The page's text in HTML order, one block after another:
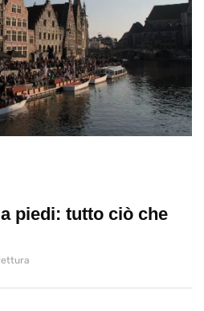
piedi: tutto ciò che